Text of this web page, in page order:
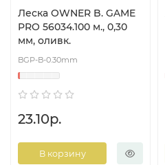
Леска OWNER B. GAME
PRO 56034.100 м., 0,30
мм, оливк.
BGP-B-0.30mm
23.10р.
В корзину